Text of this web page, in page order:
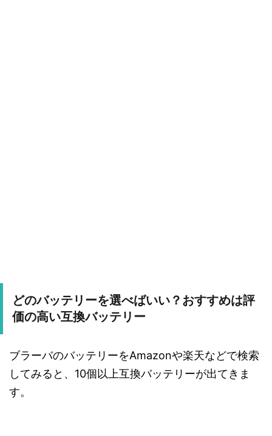
どのバッテリーを選べばいい？おすすめは評
価の高い互換バッテリー
ブラーバのバッテリーをAmazonや楽天などで検索
してみると、10個以上互換バッテリーが出てきま
す。